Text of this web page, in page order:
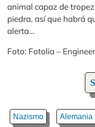
animal capaz de
piedra, así que habrá
alerta…
Foto: Fotolia – Engineer
Nazismo Alemania